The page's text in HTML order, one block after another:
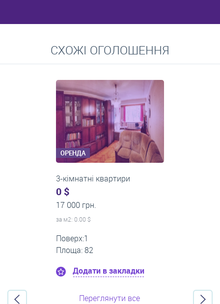
Середні ціни на довготривалу оренду квартир, особняків,
кімнат
СХОЖІ ОГОЛОШЕННЯ
ОРЕНДА
3-кімнатні квартири
600 $
0 грн.
за м2: 7.23 $
Поверх:4
Площа: 83
Додати в закладки
Переглянути все